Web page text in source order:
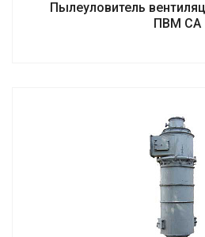
Пылеуловитель
ПВМ СА